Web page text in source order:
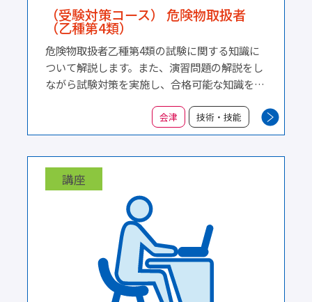
（受験対策コース） 危険物取扱者
（乙種第4類）
危険物取扱者乙種第4類の試験に関する知識に
ついて解説します。また、演習問題の解説をし
ながら試験対策を実施し、合格可能な知識を習
険物の性質並びにその火災予防及び消化の方
法 ３ 危険物に関する法令
会津 技術・技能
講座